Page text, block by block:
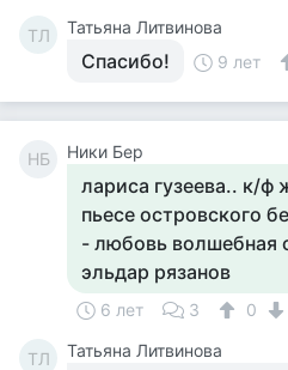
ТЛ Татьяна Литвинова
Спасибо! 9 лет
НБ Ники Бер
лариса гузеева.. к/ф
пьесе островского
- любовь волшебная
эльдар рязанов
6 лет 3 0
ТЛ Татьяна Литвинова